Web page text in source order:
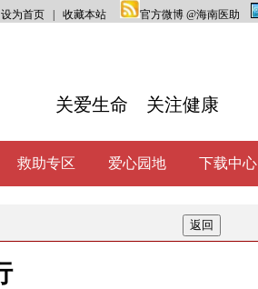
设为首页 收藏本站 官方微博 @海南医助
关爱生命 关注健康
救助专区 爱心园地 下载中心